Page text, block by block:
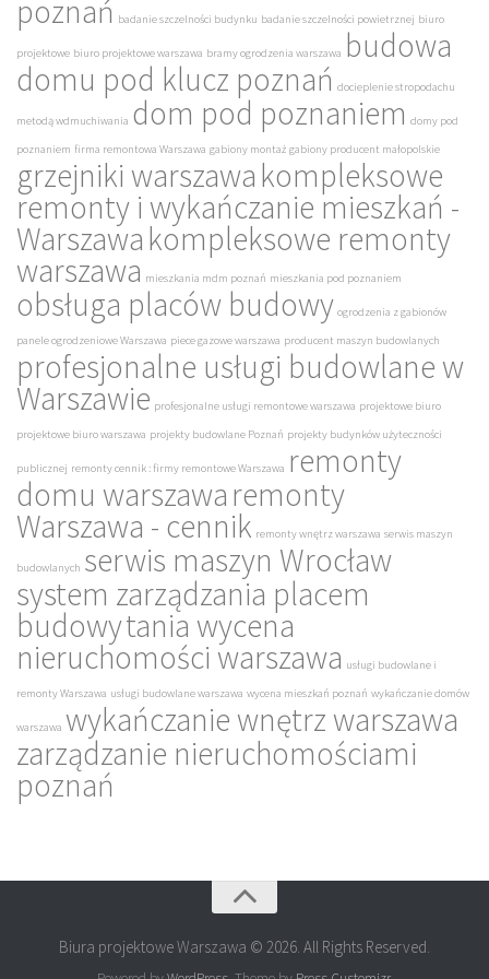
poznań badanie szczelności budynku badanie szczelności powietrznej biuro
projektowe biuro projektowe warszawa bramy ogrodzenia warszawa budowa
domu pod klucz poznań docieplenie stropodachu
metodą wdmuchiwania dom pod poznaniem domy pod
poznaniem firma remontowa Warszawa gabiony montaż gabiony producent małopolskie
grzejniki warszawakompleksowe
remonty i wykańczanie mieszkań -
Warszawakompleksowe remonty
warszawa mieszkania mdm poznań mieszkania pod poznaniem
obsługa placów budowy ogrodzenia z gabionów
panele ogrodzeniowe Warszawa piece gazowe warszawa producent maszyn budowlanych
profesjonalne usługi budowlane w
Warszawie profesjonalne usługi remontowe warszawa projektowe biuro
projektowe biuro warszawa projekty budowlane Poznań projekty budynków użyteczności
publicznej remonty cennik : firmy remontowe Warszawa remonty
domu warszawaremonty
Warszawa - cennik remonty wnętrz warszawa serwis maszyn
budowlanych serwis maszyn Wrocław
system zarządzania placem
budowytania wycena
nieruchomości warszawa usługi budowlane i
remonty Warszawa usługi budowlane warszawa wycena mieszkań poznań wykańczanie domów
warszawa wykańczanie wnętrz warszawa
zarządzanie nieruchomościami
poznań
Biura projektowe Warszawa © 2026. All Rights Reserved.